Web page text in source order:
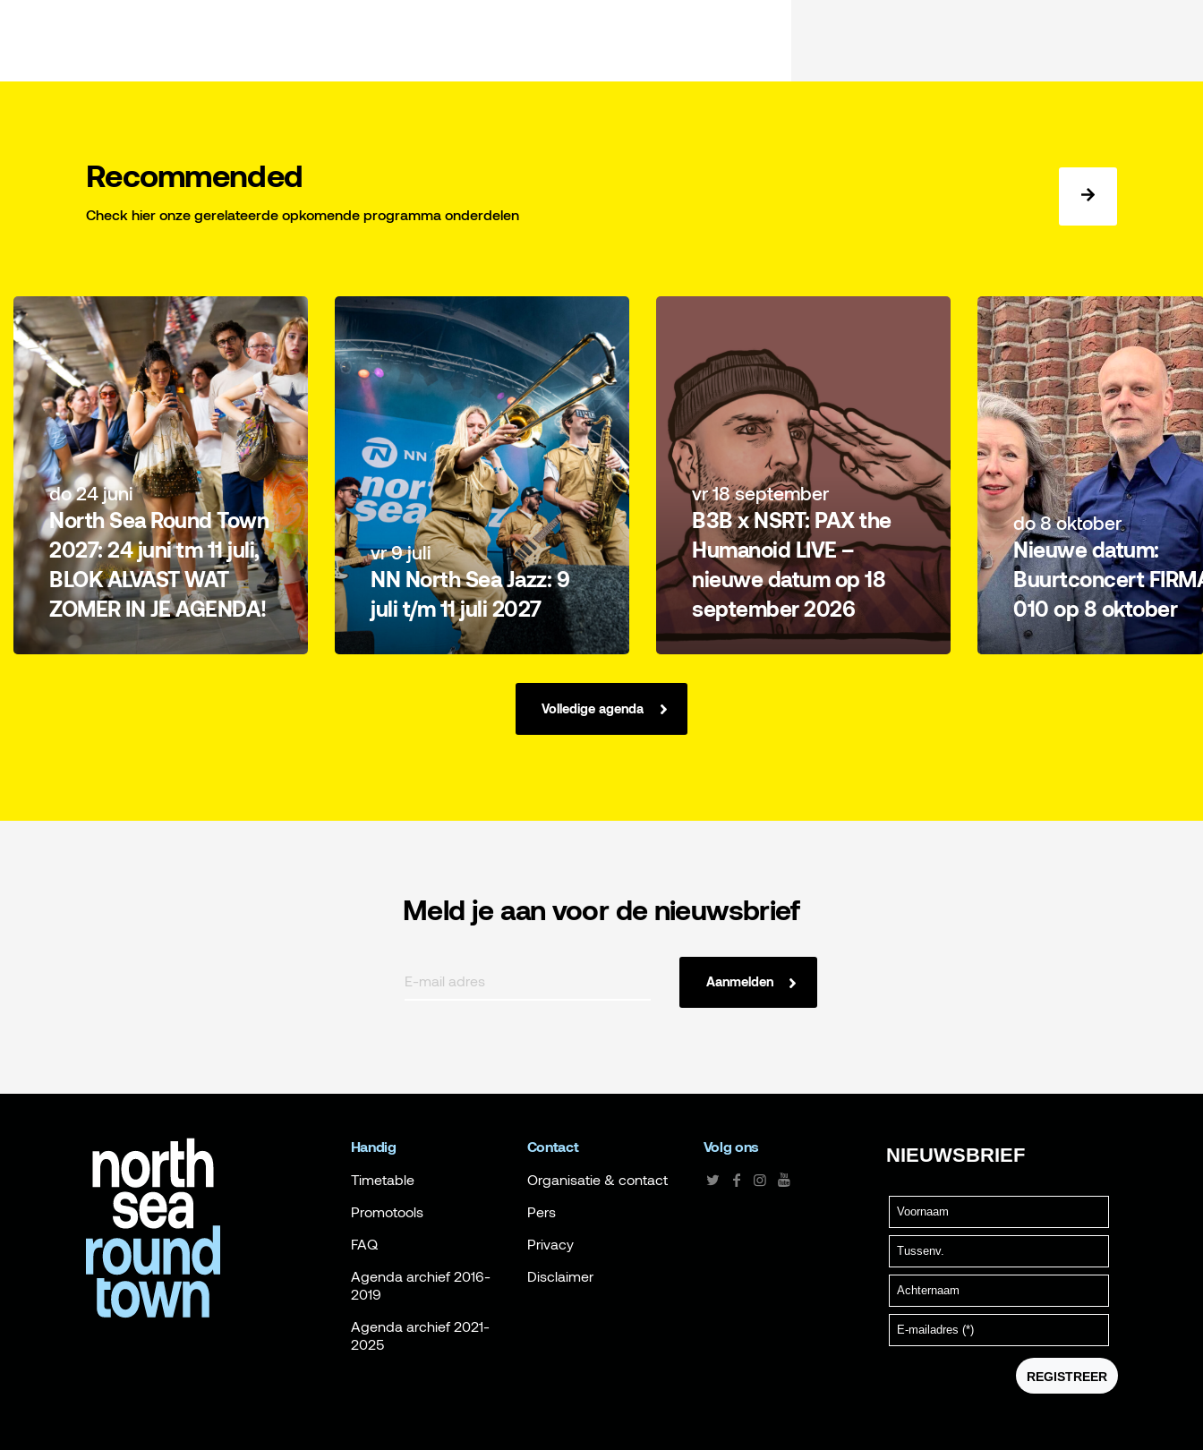
Recommended
Check hier onze gerelateerde opkomende programma onderdelen
do 24 juni
North Sea Round Town
2027: 24 juni tm 11 juli,
BLOK ALVAST WAT
ZOMER IN JE AGENDA!
vr 9 juli
NN North Sea Jazz: 9
juli t/m 11 juli 2027
vr 18 september
B3B x NSRT: PAX the
Humanoid LIVE –
nieuwe datum op 18
september 2026
do 8 oktober
Nieuwe datum:
Buurtconcert
010 op 8 oktober
Volledige agenda
Meld je aan voor de nieuwsbrief
Aanmelden
Handig
Timetable
Promotools
FAQ
Agenda archief 2016-
2019
Agenda archief 2021-
2025
Contact
Organisatie & contact
Pers
Privacy
Disclaimer
Volg ons